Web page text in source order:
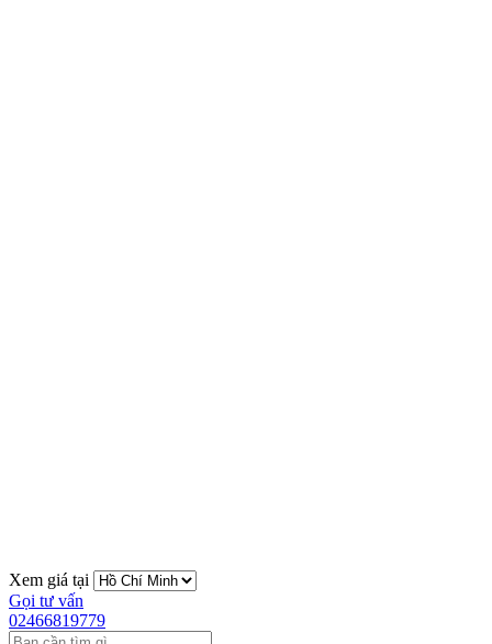
Xem giá tại
Gọi tư vấn
02466819779